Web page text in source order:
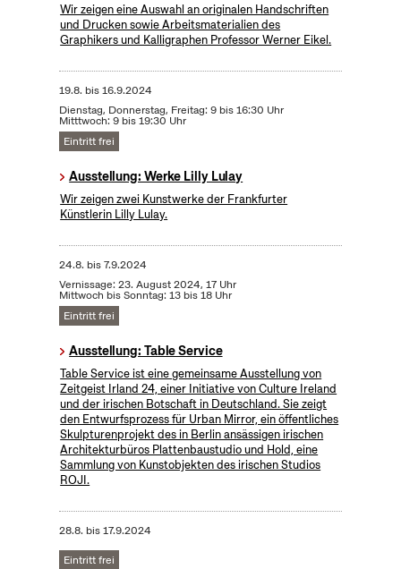
Wir zeigen eine Auswahl an originalen Handschriften
und Drucken sowie Arbeitsmaterialien des
Graphikers und Kalligraphen Professor Werner Eikel.
19.8. bis16.9.2024
Dienstag, Donnerstag, Freitag: 9 bis 16:30 Uhr
Mitttwoch: 9 bis 19:30 Uhr
Eintritt frei
Ausstellung: Werke Lilly Lulay
Wir zeigen zwei Kunstwerke der Frankfurter
Künstlerin Lilly Lulay.
24.8. bis7.9.2024
Vernissage: 23. August 2024, 17 Uhr
Mittwoch bis Sonntag: 13 bis 18 Uhr
Eintritt frei
Ausstellung: Table Service
Table Service ist eine gemeinsame Ausstellung von
Zeitgeist Irland 24, einer Initiative von Culture Ireland
und der irischen Botschaft in Deutschland. Sie zeigt
den Entwurfsprozess für Urban Mirror, ein öffentliches
Skulpturenprojekt des in Berlin ansässigen irischen
Architekturbüros Plattenbaustudio und Hold, eine
Sammlung von Kunstobjekten des irischen Studios
ROJI.
28.8. bis17.9.2024
Eintritt frei